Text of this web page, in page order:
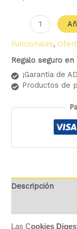
Funcionales,
Regalo seguro
¡Garantia de
Productos de
Descripción
Las Cookies